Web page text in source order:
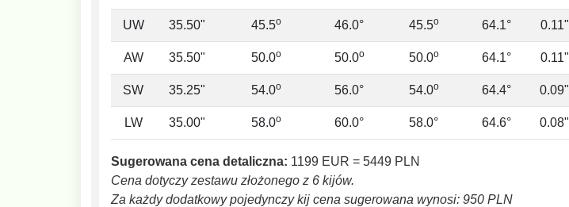
UW 35.50" 45.5o 46.0° 45.5o 64.1° 0.11"
AW 35.50" 50.0o 50.0o 50.0o 64.1° 0.11"
SW 35.25" 54.0o 56.0° 54.0o 64.4° 0.09"
LW 35.00" 58.0o 60.0° 58.0° 64.6° 0.08"
Sugerowana cena detaliczna: 1199 EUR = 5449 PLN
Cena dotyczy zestawu złożonego z 6 kijów.
Za każdy dodatkowy pojedynczy kij cena sugerowana wynosi: 950 PLN